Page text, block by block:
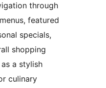
through
featured
specials,
shopping
a stylish
culinary